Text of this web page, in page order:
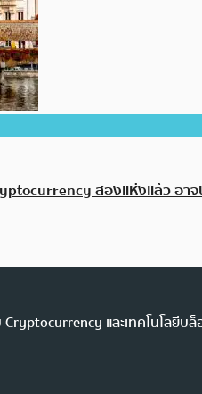
สองแห่งแล้ว อาจ
และเทคโนโลยี